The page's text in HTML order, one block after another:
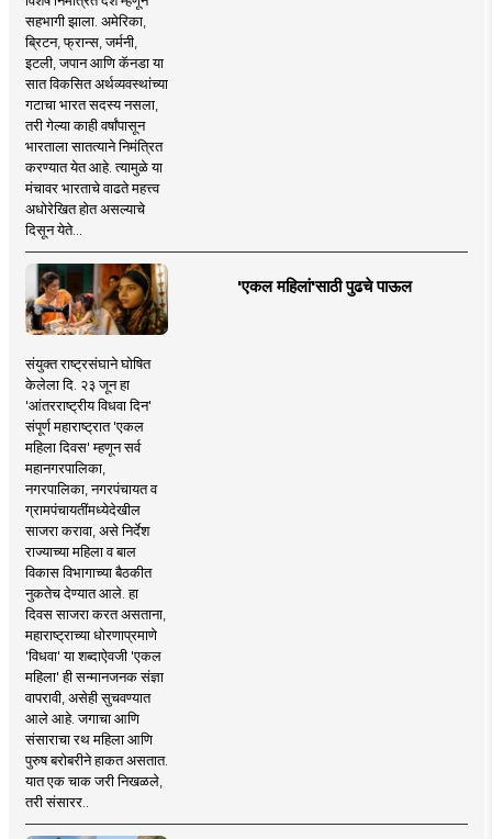
सहभागी झाला. अमेरिका,
ब्रिटन, फ्रान्स, जर्मनी,
इटली, जपान आणि कॅनडा या
सात विकसित अर्थव्यवस्थांच्या
गटाचा भारत सदस्य नसला,
तरी गेल्या काही वर्षांपासून
भारताला सातत्याने निमंत्रित
करण्यात येत आहे. त्यामुळे या
मंचावर भारताचे वाढते महत्त्व
अधोरेखित होत असल्याचे
दिसून येते...
'एकल महिलां'साठी पुढचे पाऊल
संयुक्त राष्ट्रसंघाने घोषित
केलेला दि. २३ जून हा
'आंतरराष्ट्रीय विधवा दिन'
संपूर्ण महाराष्ट्रात 'एकल
महिला दिवस' म्हणून सर्व
महानगरपालिका,
नगरपालिका, नगरपंचायत व
ग्रामपंचायतींमध्येदेखील
साजरा करावा, असे निर्देश
राज्याच्या महिला व बाल
विकास विभागाच्या बैठकीत
नुकतेच देण्यात आले. हा
दिवस साजरा करत असताना,
महाराष्ट्राच्या धोरणाप्रमाणे
'विधवा' या शब्दाऐवजी 'एकल
महिला' ही सन्मानजनक संज्ञा
वापरावी, असेही सुचवण्यात
आले आहे. जगाचा आणि
संसाराचा रथ महिला आणि
पुरुष बरोबरीने हाकत असतात.
यात एक चाक जरी निखळले,
तरी संसारर..